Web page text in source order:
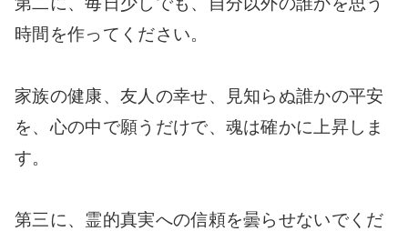
時間を作ってください。
家族の健康、友人の幸せ、見知らぬ誰かの平安
を、心の中で願うだけで、魂は確かに上昇しま
す。
第三に、霊的真実への信頼を曇らせないでくだ